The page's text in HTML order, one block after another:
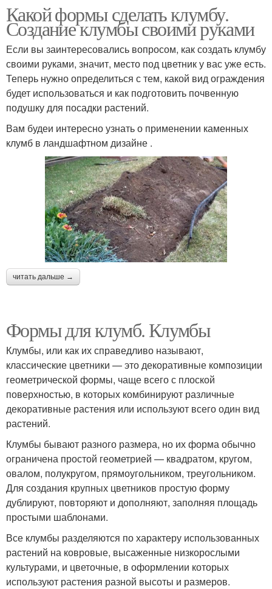
Какой формы сделать клумбу.
Создание клумбы своими руками
Если вы заинтересовались вопросом, как создать клумбу
своими руками, значит, место под цветник у вас уже есть.
Теперь нужно определиться с тем, какой вид ограждения
будет использоваться и как подготовить почвенную
подушку для посадки растений.
Вам будеи интересно узнать о применении каменных
клумб в ландшафтном дизайне .
читать дальше →
Формы для клумб. Клумбы
Клумбы, или как их справедливо называют,
классические цветники — это декоративные композиции
геометрической формы, чаще всего с плоской
поверхностью, в которых комбинируют различные
декоративные растения или используют всего один вид
растений.
Клумбы бывают разного размера, но их форма обычно
ограничена простой геометрией — квадратом, кругом,
овалом, полукругом, прямоугольником, треугольником.
Для создания крупных цветников простую форму
дублируют, повторяют и дополняют, заполняя площадь
простыми шаблонами.
Все клумбы разделяются по характеру использованных
растений на ковровые, высаженные низкорослыми
культурами, и цветочные, в оформлении которых
используют растения разной высоты и размеров.